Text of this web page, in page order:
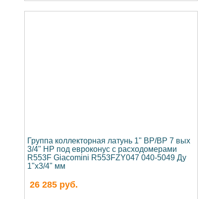
Группа коллекторная латунь 1" ВР/ВР 7 вых
3/4" НР под евроконус с расходомерами
R553F Giacomini R553FZY047 040-5049 Ду
1"х3/4" мм
26 285 руб.